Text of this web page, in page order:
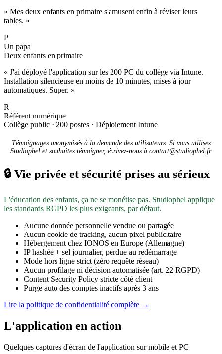
« Mes deux enfants en primaire s'amusent enfin à réviser leurs
tables. »
P
Un papa
Deux enfants en primaire
« J'ai déployé l'application sur les 200 PC du collège via Intune.
Installation silencieuse en moins de 10 minutes, mises à jour
automatiques. Super. »
R
Référent numérique
Collège public · 200 postes · Déploiement Intune
Témoignages anonymisés à la demande des utilisateurs. Si vous utilisez
Studiophel et souhaitez témoigner, écrivez-nous à contact@studiophel.fr.
🔒 Vie privée et sécurité prises au sérieux
L'éducation des enfants, ça ne se monétise pas. Studiophel applique
les standards RGPD les plus exigeants, par défaut.
Aucune donnée personnelle vendue ou partagée
Aucun cookie de tracking, aucun pixel publicitaire
Hébergement chez IONOS en Europe (Allemagne)
IP hashée + sel journalier, perdue au redémarrage
Mode hors ligne strict (zéro requête réseau)
Aucun profilage ni décision automatisée (art. 22 RGPD)
Content Security Policy stricte côté client
Purge auto des comptes inactifs après 3 ans
Lire la politique de confidentialité complète →
L'application en action
Quelques captures d'écran de l'application sur mobile et PC